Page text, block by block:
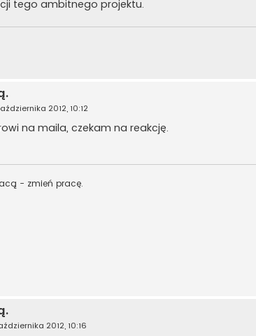
tego ambitnego projektu.
2012, 10:12
na maila, czekam na reakcję.
- zmień pracę.
2012, 10:16